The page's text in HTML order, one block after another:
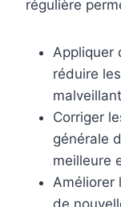
régulière
Appliquer
réduire
Corriger
générale
meilleure
Améliorer